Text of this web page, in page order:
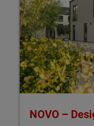
NOVO –